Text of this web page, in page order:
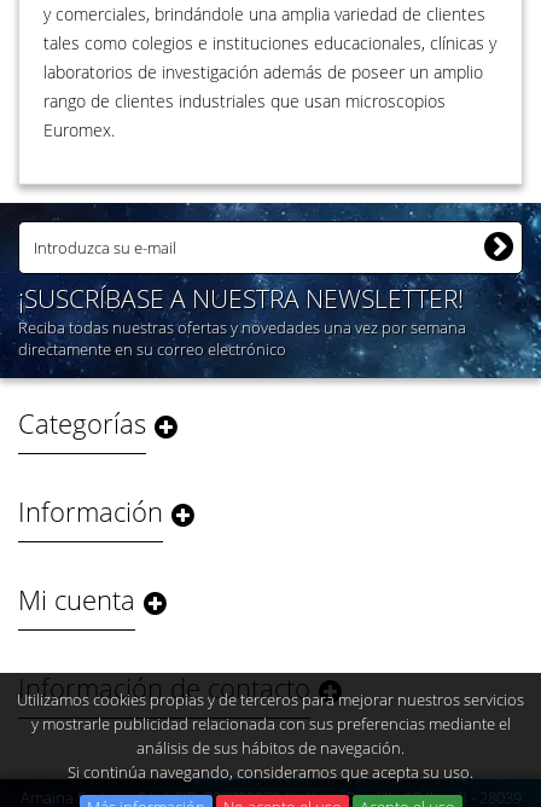
y comerciales, brindándole una amplia variedad de clientes
tales como colegios e instituciones educacionales, clínicas y
laboratorios de investigación además de poseer un amplio
rango de clientes industriales que usan microscopios
Euromex.
¡SUSCRÍBASE A NUESTRA NEWSLETTER!
Reciba todas nuestras ofertas y novedades una vez por semana
directamente en su correo electrónico
Categorías
Información
Mi cuenta
Información de contacto
Amaina Systems S.L | CIF: B83799973 | c/ Juan Pradillo 18 (local) - 28039
Utilizamos cookies propias y de terceros para mejorar nuestros servicios
y mostrarle publicidad relacionada con sus preferencias mediante el
análisis de sus hábitos de navegación.
Si continúa navegando, consideramos que acepta su uso.